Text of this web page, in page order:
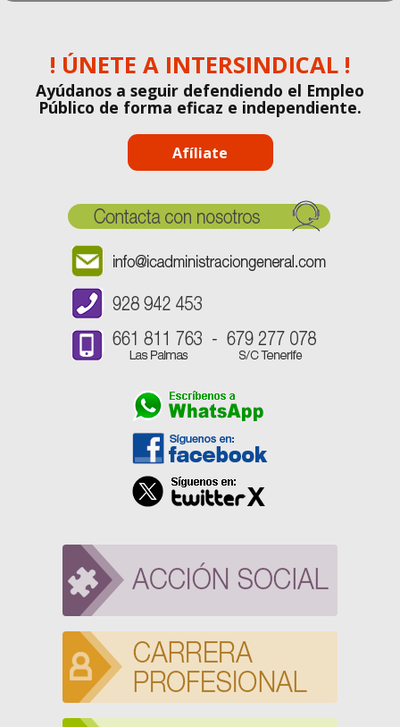
! ÚNETE A INTERSINDICAL !
Ayúdanos a seguir defendiendo el Empleo
Público de forma eficaz e independiente.
Afíliate